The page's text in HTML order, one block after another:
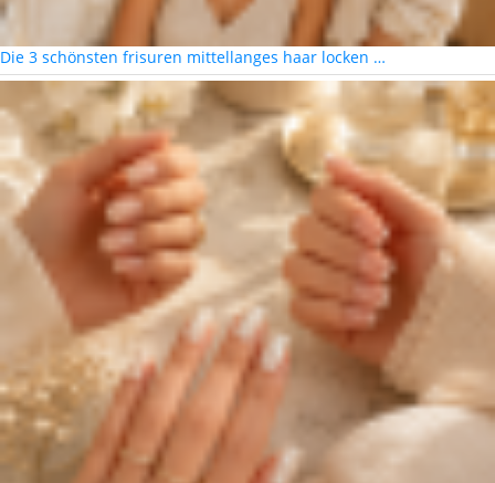
Die 3 schönsten frisuren mittellanges haar locken …